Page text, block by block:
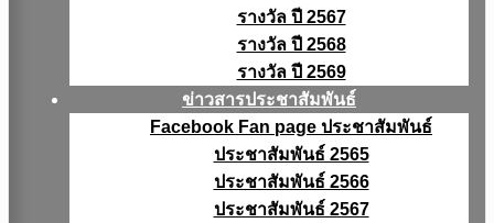
รางวัล ปี 2567
รางวัล ปี 2568
รางวัล ปี 2569
ข่าวสารประชาสัมพันธ์
Facebook Fan page ประชาสัมพันธ์
ประชาสัมพันธ์ 2565
ประชาสัมพันธ์ 2566
ประชาสัมพันธ์ 2567